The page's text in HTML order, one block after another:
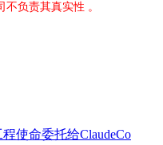
不负责其真实性 。
使命委托给ClaudeCo